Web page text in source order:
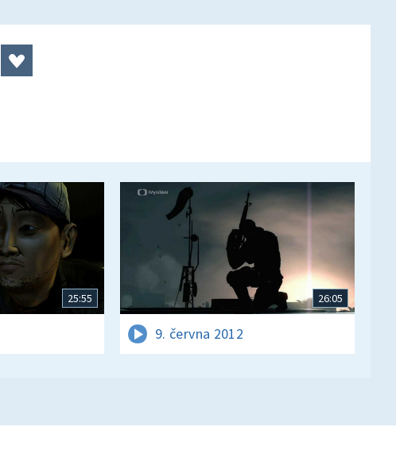
25:55 26:05
9. června 2012